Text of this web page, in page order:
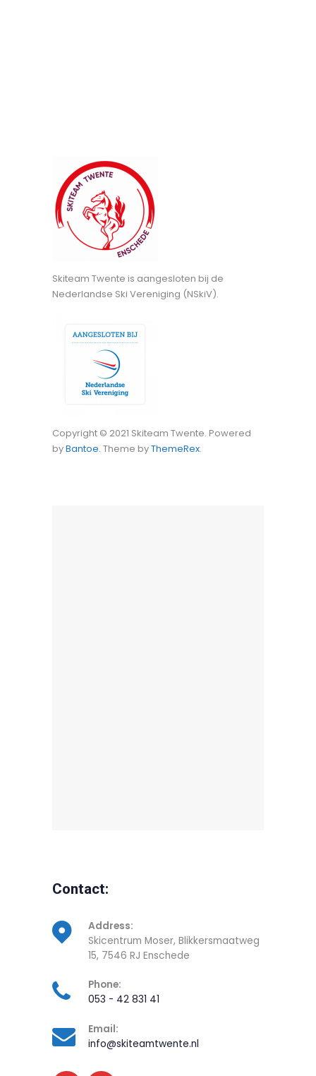
Skiteam Twente is aangesloten bij de
Nederlandse Ski Vereniging (NSkiV).
Copyright © 2021 Skiteam Twente. Powered
byBantoe. Theme byThemeRex.
Contact:
Address:
Skicentrum Moser, Blikkersmaatweg
15, 7546 RJ Enschede
Phone:
053 - 42 831 41
Email:
info@skiteamtwente.nl